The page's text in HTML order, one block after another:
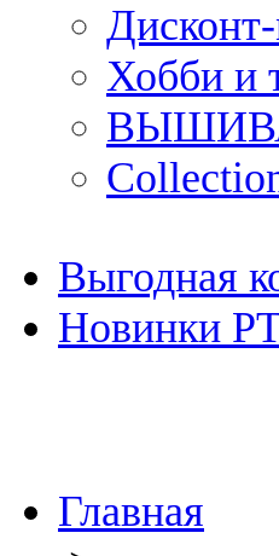
Хобби и
Выгодная
Новинки
Главная